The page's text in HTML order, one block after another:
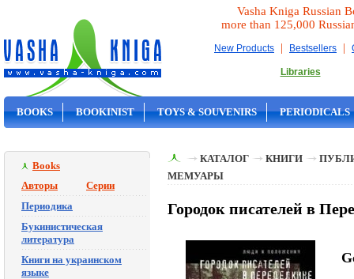
Vasha Kniga Russian
more than 125,000
New Products | Bestsellers |
Libraries
BOOKS BOOKINIST TOYS & SOUVENIRS PERIODICALS
Books
Авторы
Серии
Периодика
Букинистическая
литература
Книги на украинском
языке
КАТАЛОГ КНИГИ
МЕМУАРЫ
Городок писателей в